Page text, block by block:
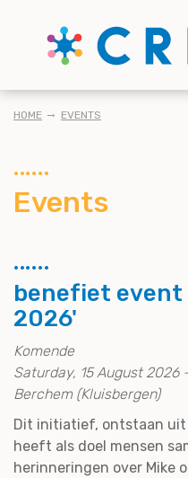
KRUIMELPAD
HOME EVENTS
Events
benefiet event
2026'
Komende
Saturday, 15 August 2026
Berchem (Kluisbergen)
Dit initiatief, ontstaan uit
heeft als doel mensen
herinneringen over Mike